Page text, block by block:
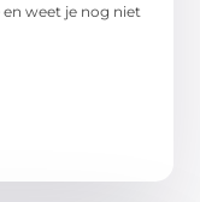
weet je nog niet